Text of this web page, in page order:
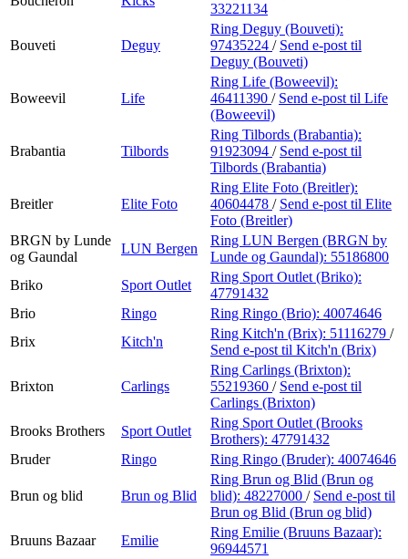
33221134
Bouveti Deguy
Ring Deguy (Bouveti):
97435224 / Send e-post til
Deguy (Bouveti)
Boweevil Life
Ring Life (Boweevil):
46411390 / Send e-post til Life
(Boweevil)
Brabantia Tilbords
Ring Tilbords (Brabantia):
91923094 / Send e-post til
Tilbords (Brabantia)
Breitler Elite Foto
Ring Elite Foto (Breitler):
40604478 / Send e-post til Elite
Foto (Breitler)
BRGN by Lunde
og Gaundal
LUN Bergen
Ring LUN Bergen (BRGN by
Lunde og Gaundal): 55186800
Briko
Sport Outlet
Ring Sport Outlet (Briko):
47791432
Brio
Ringo Ring Ringo (Brio): 40074646
Brix
Kitch'n
Ring Kitch'n (Brix): 51116279 /
Send e-post til Kitch'n (Brix)
Brixton Carlings
Ring Carlings (Brixton):
55219360 / Send e-post til
Carlings (Brixton)
Brooks Brothers
Sport Outlet
Ring Sport Outlet (Brooks
Brothers): 47791432
Bruder
Ringo Ring Ringo (Bruder): 40074646
Brun og blid Brun og Blid
Ring Brun og Blid (Brun og
blid): 48227000 / Send e-post til
Brun og Blid (Brun og blid)
Bruuns Bazaar
Emilie
Ring Emilie (Bruuns Bazaar):
96944571